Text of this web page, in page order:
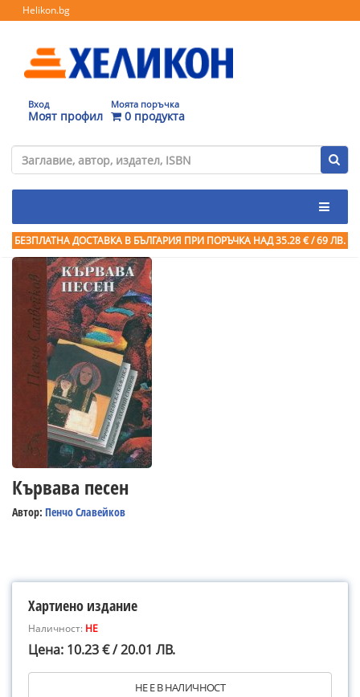
Helikon.bg
Вход
Моят профил
Моята поръчка
0 продукта
БЕЗПЛАТНА ДОСТАВКА В БЪЛГАРИЯ ПРИ ПОРЪЧКА НАД 35.28 € / 69 ЛВ.
Кървава песен
Автор: Пенчо Славейков
Хартиено издание
Наличност: НЕ
Цена: 10.23 € / 20.01 ЛВ.
НЕ Е В НАЛИЧНОСТ